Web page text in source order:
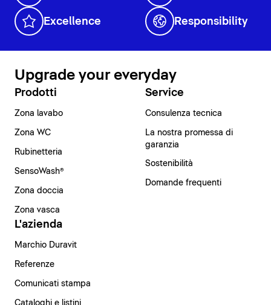
Excellence Responsibility
Upgrade your everyday
Prodotti
Zona lavabo
Zona WC
Rubinetteria
SensoWash®
Zona doccia
Zona vasca
Service
Consulenza tecnica
La nostra promessa di
garanzia
Sostenibilità
Domande frequenti
L'azienda
Marchio Duravit
Referenze
Comunicati stampa
Cataloghi e listini